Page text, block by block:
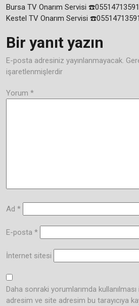
Yazı
gezinmesi
Bursa TV Onarım Servisi
Kestel TV Onarım Servisi
Bir yanıt yazın
E-posta adresiniz yayınlanmayacak.
işaretlenmişlerdir
Yorum *
Ad *
E-posta *
İnternet sitesi
Daha sonraki yorumlarımda
adresim ve site adresim bu tarayıcıya